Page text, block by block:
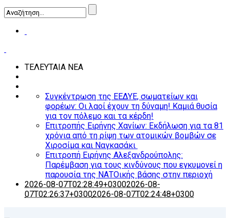
ΤΕΛΕΥΤΑΙΑ ΝΕΑ
Συγκέντρωση της ΕΕΔΥΕ, σωματείων και
φορέων: Οι λαοί έχουν τη δύναμη! Καμιά θυσία
για τον πόλεμο και τα κέρδη!
Επιτροπής Ειρήνης Χανίων: Εκδήλωση για τα 81
χρόνια από τη ρίψη των ατομικών βομβών σε
Χιροσίμα και Ναγκασάκι
Επιτροπή Ειρήνης Αλεξανδρούπολης:
Παρέμβαση για τους κινδύνους που εγκυμονεί η
παρουσία της ΝΑΤΟικής βάσης στην περιοχή
2026-08-07T02:28:49+03002026-08-
07T02:26:37+03002026-08-07T02:24:48+0300